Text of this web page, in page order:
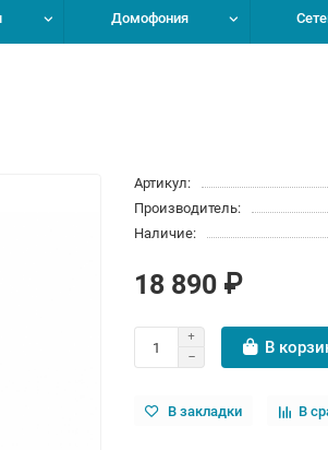
Домофония
Артикул:
Производитель:
Наличие:
18 890 ₽
В
В закладки В